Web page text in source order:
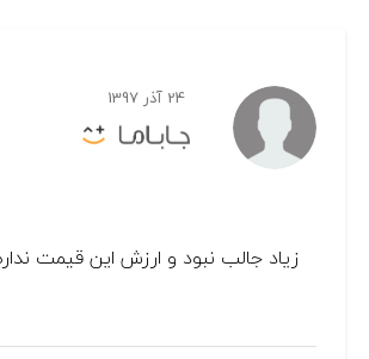
24 آذر 1397
زیاد جالب نبود و ارزش این قیمت